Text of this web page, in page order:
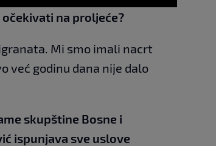
na proljeće?
Mi smo imali nacrt
već godinu dana nije dalo
skupštine Bosne i
ispunjava sve uslove